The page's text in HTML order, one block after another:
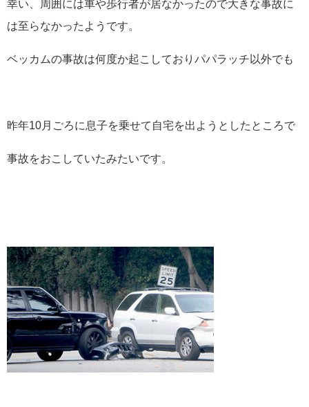
幸い、周囲には車や歩行者が居なかったので大きな事故に
は至らなかったようです。
ベッカムの事故は何度か起こしておりパパラッチ以外でも
昨年10月ごろに息子を乗せて自宅を出ようとしたところで
事故をおこしていたみたいです。